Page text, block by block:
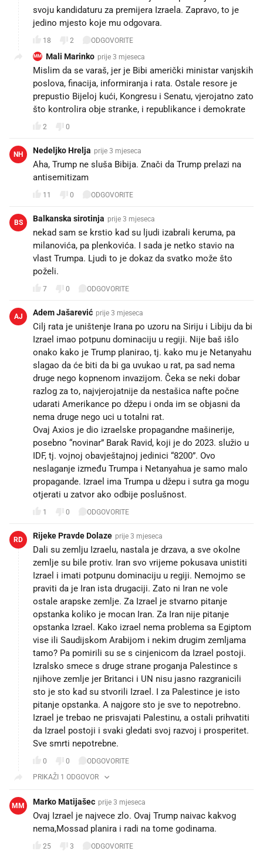
svoju kandidaturu za premijera Izraela. Zapravo, to je
jedino mjesto koje mu odgovara.
18 2 ODGOVORITE
MM Mali Marinko prije 3 mjeseca
Mislim da se varaš, jer je Bibi američki ministar vanjskih
poslova, finacija, informiranja i rata. Ostale resore je
prepustio Bijeloj kući, Kongresu i Senatu, vjerojatno zato
što kontrolira obje stranke, i republikance i demokrate
2 0
NH Nedeljko Hrelja prije 3 mjeseca
Aha, Trump ne sluša Bibija. Znači da Trump prelazi na
antisemitizam
11 0 ODGOVORITE
BS Balkanska sirotinja prije 3 mjeseca
nekad sam se krstio kad su ljudi izabrali keruma, pa
milanovića, pa plenkovića. I sada je netko stavio na
vlast Trumpa. Ljudi to je dokaz da svatko može što
poželi.
7 0 ODGOVORITE
AJ Adem Jašarević prije 3 mjeseca
Cilj rata je uništenje Irana po uzoru na Siriju i Libiju da bi
Izrael imao potpunu dominaciju u regiji. Nije baš išlo
onako kako je Trump planirao, tj. kako mu je Netanyahu
slagao da će biti da bi ga uvukao u rat, pa sad nema
druge nego kopnenom invazijom. Čeka se neki dobar
razlog za to, najvjerojatnije da nestašica nafte počne
udarati Amerikance po džepu i onda im se objasni da
nema druge nego uci u totalni rat.
Ovaj Axios je dio izraelske propagandne mašinerije,
posebno “novinar” Barak Ravid, koji je do 2023. služio u
IDF, tj. vojnoj obavještajnoj jedinici “8200”. Ovo
neslaganje između Trumpa i Netanyahua je samo malo
propagande. Izrael ima Trumpa u džepu i sutra ga mogu
otjerati u zatvor ako odbije poslušnost.
1 0 ODGOVORITE
RD Rijeke Pravde Dolaze prije 3 mjeseca
Dali su zemlju Izraelu, nastala je drzava, a sve okolne
zemlje su bile protiv. Iran svo vrijeme pokusava unistiti
Izrael i imati potpunu dominaciju u regiji. Nemojmo se
praviti da je Iran ista drugaciji. Zato ni Iran ne vole
ostale arapske zemlje. Za Izrael je stvarno pitanje
opstanka koliko je mocan Iran. Za Iran nije pitanje
opstanka Izrael. Kako izrael nema problema sa Egiptom
vise ili Saudijskom Arabijom i nekim drugim zemljama
tamo? Pa pomirili su se s cinjenicom da Izrael postoji.
Izralsko smece s druge strane proganja Palestince s
njihove zemlje jer Britanci i UN nisu jasno razgranicili
sto je sto kad su stvorili Izrael. I za Palestince je isto
pitanje opstanka. A najgore sto je sve to nepotrebno.
Izrael je trebao ne prisvajati Palestinu, a ostali prihvatiti
da Izrael postoji i svaki gledati svoj razvoj i prosperitet.
Sve smrti nepotrebne.
0 0
ODGOVORITE
PRIKAŽI 1 ODGOVOR
MM Marko Matijašec prije 3 mjeseca
Ovaj Izrael je najvece zlo. Ovaj Trump naivac kakvog
nema,Mossad planira i radi na tome godinama.
25 3 ODGOVORITE